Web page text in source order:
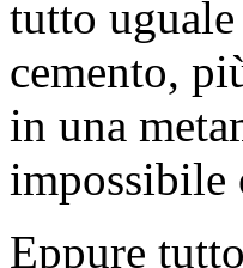
tutto
cemento,
in una
impossibile
Eppure